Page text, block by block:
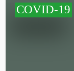
COVID-19